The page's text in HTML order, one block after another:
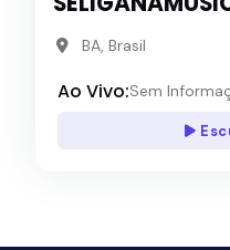
BA, Brasil
Ao Vivo:Sem